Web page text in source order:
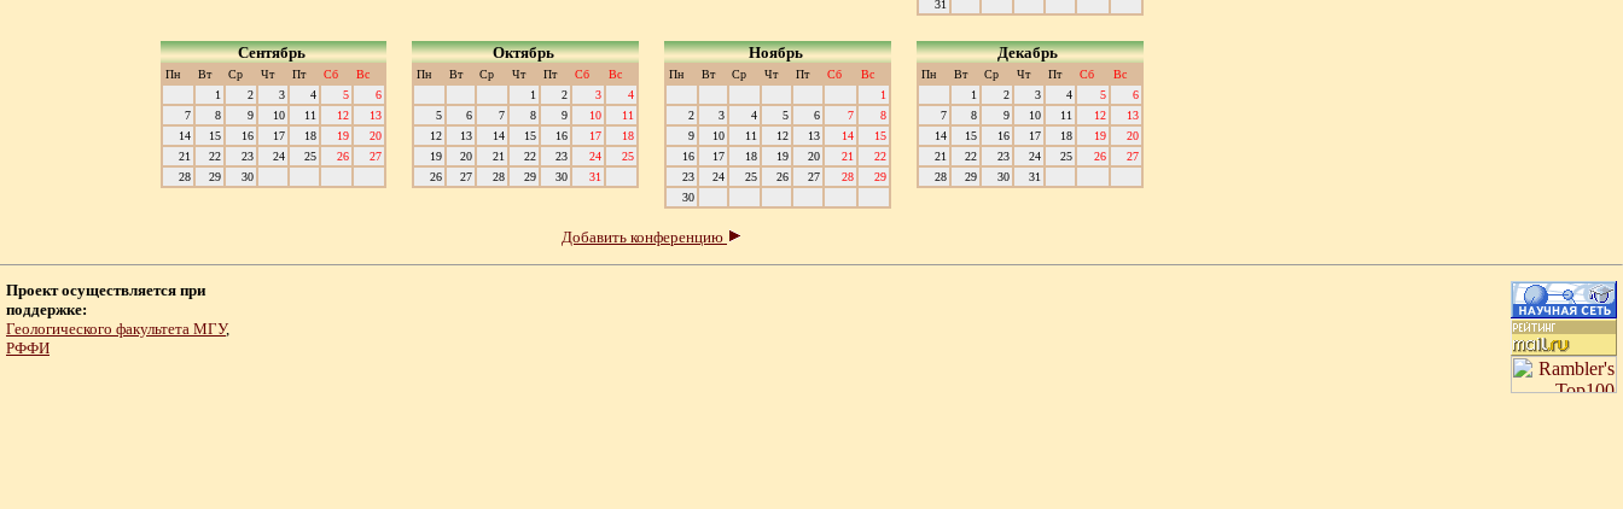
31
Сентябрь
Пн Вт Ср Чт Пт Сб
Вс
1
2 3 4 5
6
7
8 9 10 11 12
13
14
15 16 17 18 19
20
21
22 23 24 25 26
27
28
29 30
Октябрь
Пн Вт Ср Чт Пт Сб
Вс
1
2 3
4
5
6 7 8 9 10
11
12
13 14 15 16 17
18
19
20 21 22 23 24
25
26
27 28 29 30 31
Ноябрь
Пн Вт Ср Чт Пт Сб
Вс
1
2
3 4 5 6 7
8
9
10 11 12 13 14
15
16
17 18 19 20 21
22
23
24 25 26 27 28
29
30
Декабрь
Пн Вт Ср Чт Пт Сб
Вс
1
2 3 4 5
6
7
8 9 10 11 12
13
14
15 16 17 18 19
20
21
22 23 24 25 26
27
28
29 30 31
Добавить конференцию
Проект осуществляется при
поддержке:
Геологического факультета МГУ,
РФФИ